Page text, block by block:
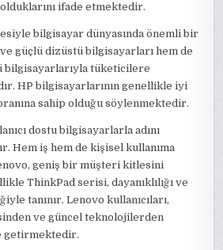
ifade etmektedir.
bilgisayar dünyasında önemli bir
güçlü dizüstü bilgisayarları hem de
bilgisayarlarıyla tüketicilere
HP bilgisayarlarının genellikle iyi
sahip olduğu söylenmektedir.
dostu bilgisayarlarla adını
Hem iş hem de kişisel kullanıma
geniş bir müşteri kitlesini
ThinkPad serisi, dayanıklılığı ve
tanınır. Lenovo kullanıcıları,
ve güncel teknolojilerden
getirmektedir.